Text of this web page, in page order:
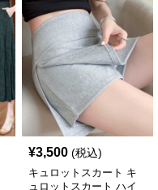
¥3,500 (税込)
キュロットスカート キ
ュロットスカート ハイ